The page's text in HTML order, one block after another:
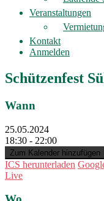
Veranstaltungen
Kontakt
Anmelden
Schützenfest
Wann
25.05.2024
18:30 - 22:00
Zum Kalender hinzufügen
ICS herunterladen
Live